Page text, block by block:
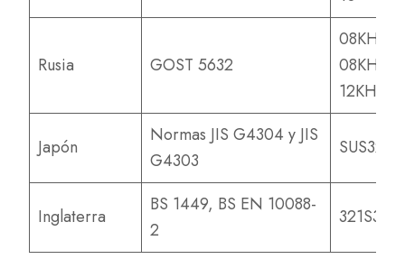
Rusia GOST 5632
Japón
Normas JIS G4304 y JIS
G4303
SUS321
Inglaterra
BS 1449, BS EN 10088-
2
321S31